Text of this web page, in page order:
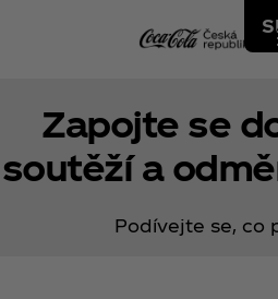
Zapojte se
soutěží a
Podívejte se, co